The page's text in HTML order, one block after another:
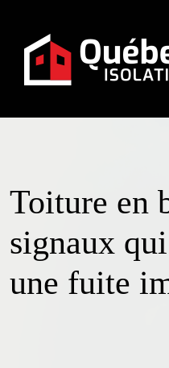
Toiture en
signaux
une fuite